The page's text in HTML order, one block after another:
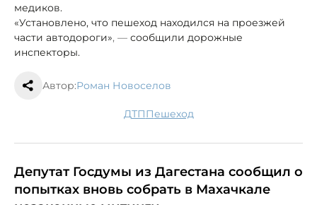
медиков.
«Установлено, что пешеход находился на проезжей
части автодороги», — сообщили дорожные
инспекторы.
Автор:Роман Новоселов
ДТП пешеход
Депутат Госдумы из Дагестана сообщил о
попытках вновь собрать в Махачкале